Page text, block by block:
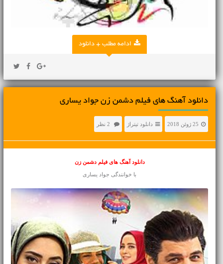
ادامه مطلب + دانلود
دانلود آهنگ های فیلم دشمن زن جواد یساری
25 ژوئن 2018 دانلود تیتراژ
دانلود آهنگ های فیلم دشمن زن
با خوانندگی جواد یساری